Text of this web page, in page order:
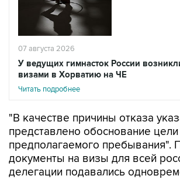
07 августа 2026
У ведущих гимнасток России
визами в Хорватию на ЧЕ
Читать подробнее
"В качестве причины отказа
представлено обоснование цели
предполагаемого пребывания".
документы на визы для всей
делегации подавались